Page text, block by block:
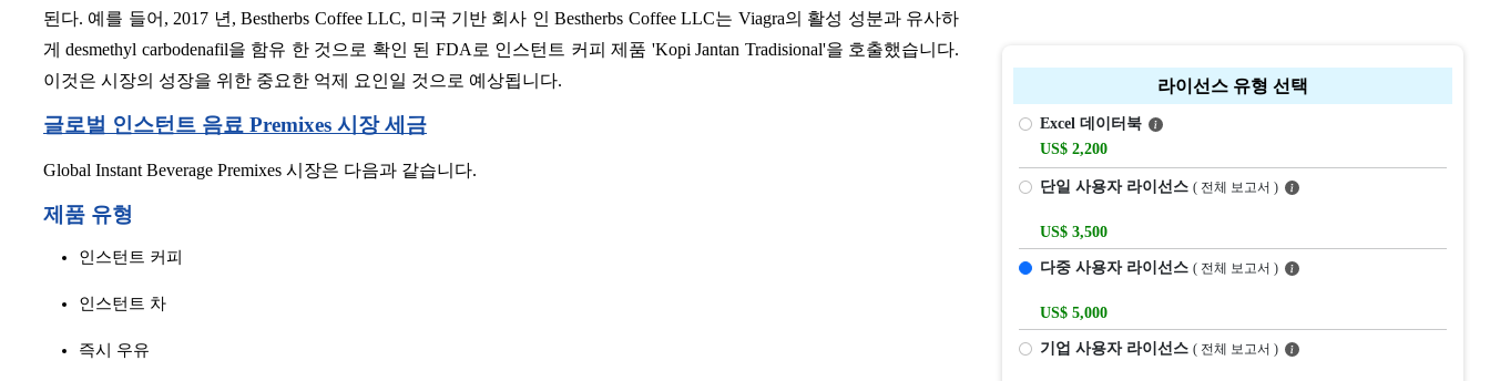
된다. 예를 들어, 2017 년, Bestherbs Coffee LLC, 미국 기반 회사 인 Bestherbs Coffee LLC는 Viagra의 활성 성분과 유사하
게 desmethyl carbodenafil을 함유 한 것으로 확인 된 FDA로 인스턴트 커피 제품 'Kopi Jantan Tradisional'을 호출했습니다.
이것은 시장의 성장을 위한 중요한 억제 요인일 것으로 예상됩니다.
글로벌 인스턴트 음료 Premixes 시장 세금
Global Instant Beverage Premixes 시장은 다음과 같습니다.
제품 유형
인스턴트 커피
인스턴트 차
즉시 우유
라이선스 유형 선택
Excel 데이터북
US$ 2,200
단일 사용자 라이선스 ( 전체 보고서 )
US$ 3,500
다중 사용자 라이선스 ( 전체 보고서 )
US$ 5,000
기업 사용자 라이선스 ( 전체 보고서 )